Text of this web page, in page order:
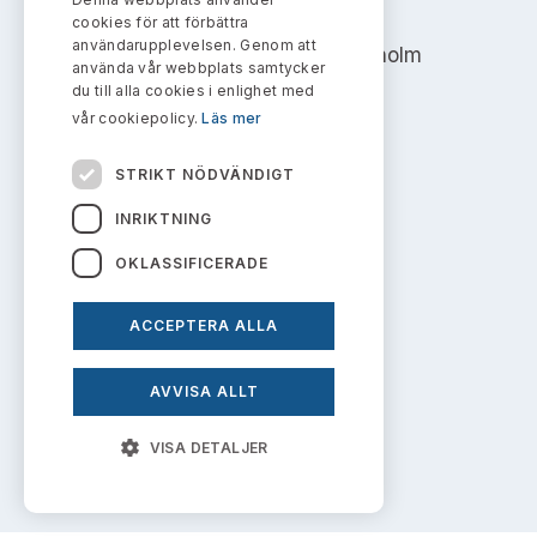
Ledamöter
Huvudmän
Publikationer och anföranden
Sök uttalanden
Avgifter
Prenumerera
Kontakt administrativa ärenden
AKTIEMARKNADSNÄMNDEN
Address: Box 7354, 103 90 Stockholm
info@aktiemarknadsnamnden.se
Om innehållet
Om webbplatsen
Personuppgiftspolicy
Prenumerera på uttalanden
cookies för att förbättra
användarupplevelsen. Genom att
använda vår webbplats samtycker
du till alla cookies i enlighet med
vår cookiepolicy.Läs mer
STRIKT NÖDVÄNDIGT
INRIKTNING
OKLASSIFICERADE
ACCEPTERA ALLA
AVVISA ALLT
VISA DETALJER